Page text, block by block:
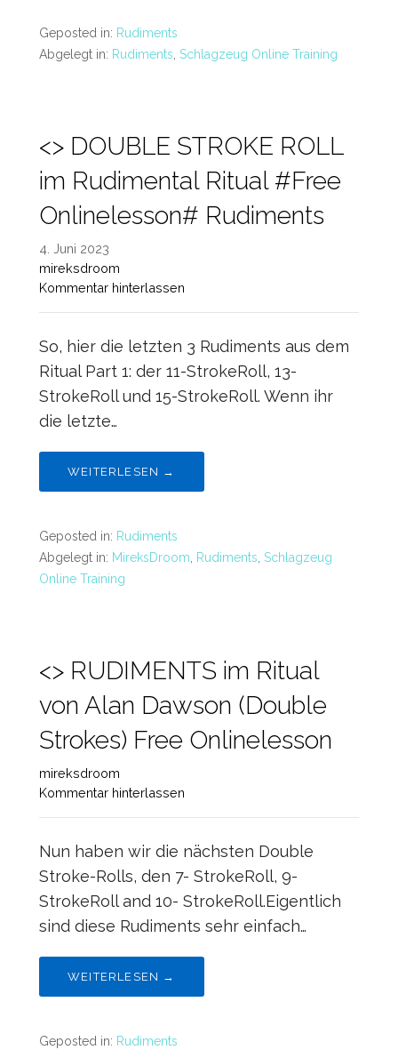
Geposted in: Rudiments
Abgelegt in: Rudiments Schlagzeug Online Training
<> DOUBLE STROKE ROLL
im Rudimental Ritual #Free
Onlinelesson# Rudiments
4. Juni 2023
mireksdroom
Kommentar hinterlassen
So, hier die letzten 3 Rudiments aus dem
Ritual Part 1: der 11-StrokeRoll, 13-
StrokeRoll und 15-StrokeRoll. Wenn ihr
die letzte…
WEITERLESEN →
Geposted in: Rudiments
Abgelegt in: MireksDroom Rudiments Schlagzeug
Online Training
<> RUDIMENTS im Ritual
von Alan Dawson (Double
Strokes) Free Onlinelesson
mireksdroom
Kommentar hinterlassen
Nun haben wir die nächsten Double
Stroke-Rolls, den 7- StrokeRoll, 9-
StrokeRoll and 10- StrokeRoll.Eigentlich
sind diese Rudiments sehr einfach…
WEITERLESEN →
Geposted in: Rudiments